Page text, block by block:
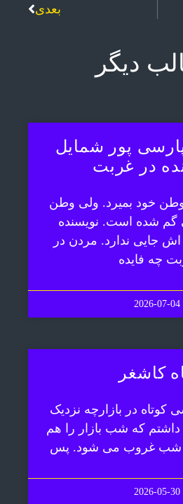
بعدی
دیگر
پور شمایل
در غربت
وطن خود بمیرد. ولی وطن
گم شده است. نویسنده
اش جایی ندارد. مردن در
چه فایده
2026-07-04
کاشغر
در بازارچه نزدیک
داشتم که شب بازار را هم
2026-05-30